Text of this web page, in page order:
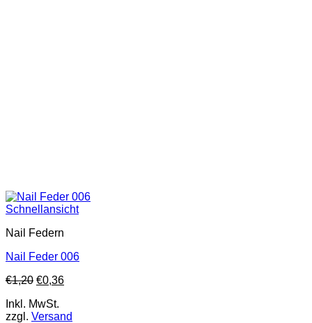
Schnellansicht
Nail Federn
Nail Feder 006
€1,20 €0,36
Inkl. MwSt.
zzgl. Versand